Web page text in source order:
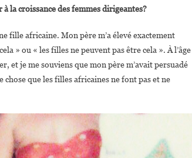
la croissance des femmes dirigeantes?
fille africaine. Mon père m’a élevé exactement
» ou « les filles ne peuvent pas être cela ». À l’âge
et je me souviens que mon père m’avait persuadé
que les filles africaines ne font pas et ne